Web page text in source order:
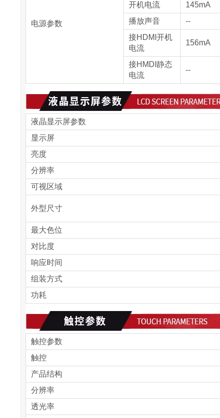
电源参数
开机电流
145mA
播放声音
--
接HDMI开机
电流
156mA
接HMDI静态
电流
--
液晶显示屏参数
显示屏
亮度
分辨率
可视区域
外型尺寸
最大色位
对比度
响应时间
组装方式
功耗
触控参数
触控
产品结构
分辨率
透光率